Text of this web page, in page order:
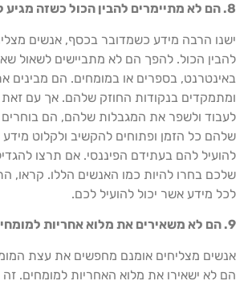
8. הם לא מתיימרים להבין הכול כשזה מגיע לכסף
ישנו הרבה מידע כשמדובר בכסף, אנשים
להבין הכול. להפך הם לא מתביישים לשאול
באינטרנט, בספרים או במומחים. הם מבינים
ומתמקדים בנקודות החוזק שלהם. אך עם
לעבוד ולשפר את המגבלות שלהם, הם
שלהם כל הזמן ופתוחים להקשיב ולקלוט
להועיל להם בעתידם הפיננסי. אם תרצו
שלכם בחרו להיות כמו האנשים הללו. קראו,
לכל מידע אשר יכול להועיל לכם.
9. הם לא משאירים את מלוא אחריות למומחים
אנשים מצליחים אומנם מחפשים את עצת
הם לא ישאירו את מלוא האחריות למומחים.